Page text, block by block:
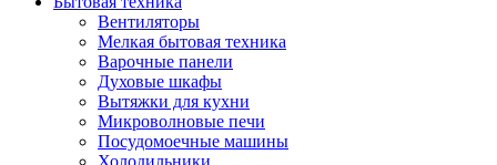
Вентиляторы
Мелкая бытовая техника
Варочные панели
Духовые шкафы
Вытяжки для кухни
Микроволновые печи
Посудомоечные машины